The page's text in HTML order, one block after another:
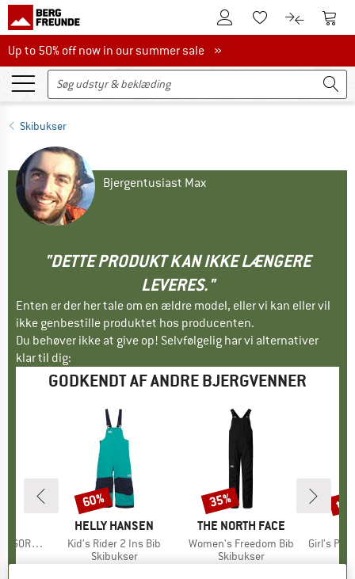
Til kundekontoenTil huskesedlen.
Til Til
Up to 50% off now in our summer sale
Up to 50% off now in our summer sale »
Skibukser
Bjergentusiast Max
"DETTE PRODUKT KAN IKKE LÆNGERE
LEVERES."
Enten er der her tale om en ældre model, eller vi kan eller vil
ikke genbestille produktet hos producenten.
Du behøver ikke at give op! Selvfølgelig har vi alternativer
klar til dig:
GODKENDT AF ANDRE BJERGVENNER
Pants
€
MÆRKE
HELLY HANSEN
Artikel
Kid's Rider 2 Ins Bib
Produktgruppe
Skibukser
Rabat
60%
MÆRKE
THE NORTH FACE
Artikel
Women's Freedom Bib
Produktgruppe
Skibukser
Rabat
35%
Artikel
Girl's
99,95
til